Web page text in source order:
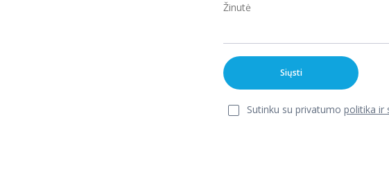
Siųsti
Sutinku su privatumo politika ir